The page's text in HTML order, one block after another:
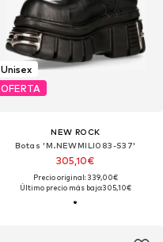
Unisex
OFERTA
NEW ROCK
Botas 'M.NEWMILI083-S37'
305,10€
Precio original: 339,00€
Último precio más bajo:305,10€